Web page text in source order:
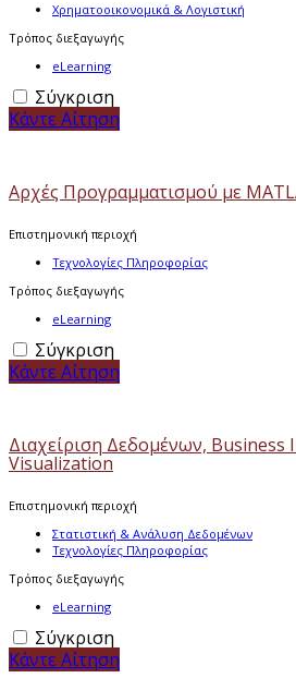
Χρηματοοικονομικά & Λογιστική
Τρόπος διεξαγωγής
eLearning
Σύγκριση
Κάντε Αίτηση
Αρχές Προγραμματισμού με
Επιστημονική περιοχή
Τεχνολογίες Πληροφορίας
Τρόπος διεξαγωγής
eLearning
Σύγκριση
Κάντε Αίτηση
Διαχείριση Δεδομένων, Business
Visualization
Επιστημονική περιοχή
Στατιστική & Ανάλυση Δεδομένων
Τεχνολογίες Πληροφορίας
Τρόπος διεξαγωγής
eLearning
Σύγκριση
Κάντε Αίτηση